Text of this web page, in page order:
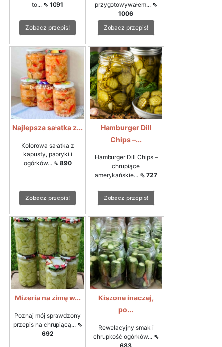
to... ⇖ 1091
Zobacz przepis!
przygotowywałem... ⇖
1006
Zobacz przepis!
Najlepsza sałatka z...
Kolorowa sałatka z
kapusty, papryki i
ogórków... ⇖ 890
Zobacz przepis!
Hamburger Dill
Chips –...
Hamburger Dill Chips –
chrupiące
amerykańskie... ⇖ 727
Zobacz przepis!
Mizeria na zimę w...
Poznaj mój sprawdzony
przepis na chrupiącą... ⇖
692
Kiszone inaczej,
po...
Rewelacyjny smak i
chrupkość ogórków... ⇖
683